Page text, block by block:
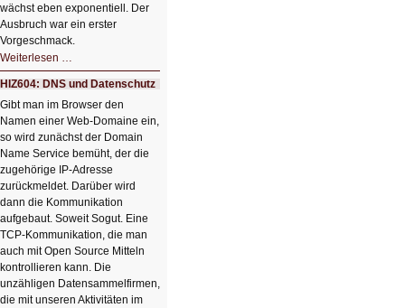
wächst eben exponentiell. Der
Ausbruch war ein erster
Vorgeschmack.
Weiterlesen …
Der
Ausbruch
der
KI
HIZ604: DNS und Datenschutz
Gibt man im Browser den
Namen einer Web-Domaine ein,
so wird zunächst der Domain
Name Service bemüht, der die
zugehörige IP-Adresse
zurückmeldet. Darüber wird
dann die Kommunikation
aufgebaut. Soweit Sogut. Eine
TCP-Kommunikation, die man
auch mit Open Source Mitteln
kontrollieren kann. Die
unzähligen Datensammelfirmen,
die mit unseren Aktivitäten im